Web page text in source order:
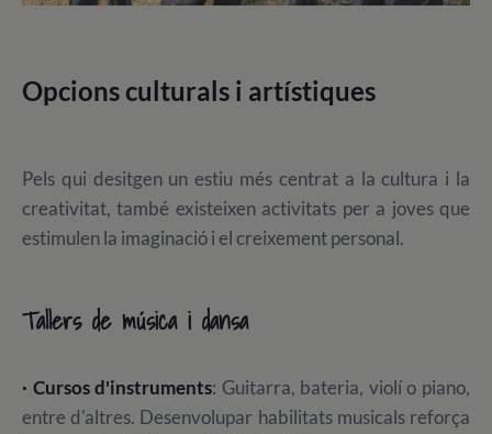
Opcions culturals i artístiques
Pels qui desitgen un estiu més centrat a la cultura i la
creativitat, també existeixen activitats per a joves que
estimulen la imaginació i el creixement personal.
Tallers de música i dansa
· Cursos d'instruments: Guitarra, bateria, violí o piano,
entre d'altres. Desenvolupar habilitats musicals reforça